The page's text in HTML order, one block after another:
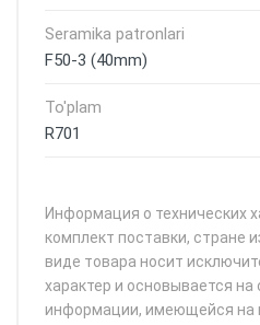
Seramika patronlari
F50-3 (40mm)
To'plam
R701
Информация о технических
комплект поставки, стране
виде товара носит
характер и основывается
информации, имеющейся на